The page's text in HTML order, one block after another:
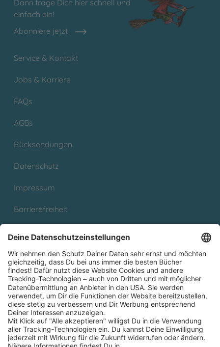
Dann trage Dich hier schnell und
einfach ein!
Abonniere jetzt
Service & Kontakt
Jobs & Karriere
FAQs
AGBs
Rücksendungen
Datenschutz
Impressum
Barrierefreiheit
Partnerprogramm (Affiliate)
Folge uns auf
* Versandkostenfrei ab 9,00 € Bestellwert innerhalb